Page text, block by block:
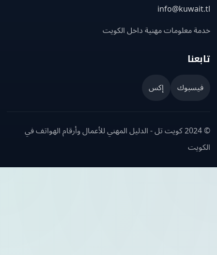
معلومات مهنية داخل الكويت
إكس
© 2024 كويت تل - الدليل المهني للأعمال وأرقام الهواتف في